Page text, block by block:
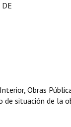
DE
Obras
situación de la